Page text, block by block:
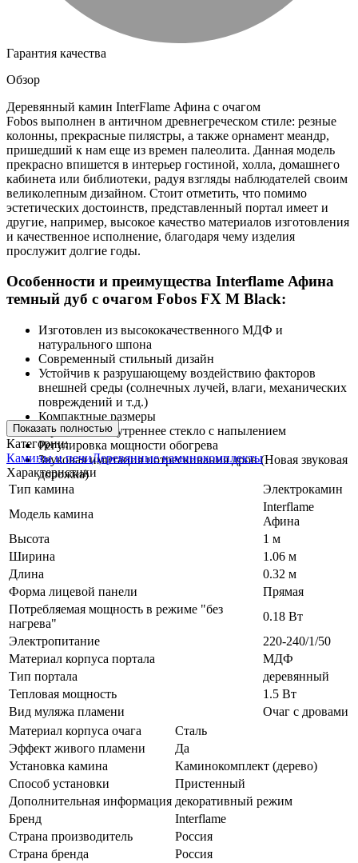
Гарантия качества
Обзор
Деревянный камин InterFlame Афина с очагом
Fobos выполнен в античном древнегреческом стиле: резные
колонны, прекрасные пилястры, а также орнамент меандр,
пришедший к нам еще из времен палеолита. Данная модель
прекрасно впишется в интерьер гостиной, холла, домашнего
кабинета или библиотеки, радуя взгляды наблюдателей своим
великолепным дизайном. Стоит отметить, что помимо
эстетических достоинств, представленный портал имеет и
другие, например, высокое качество материалов изготовления
и качественное исполнение, благодаря чему изделия
прослужит долгие годы.
Особенности и преимущества Interflame Афина
темный дуб с очагом Fobos FX M Black:
Изготовлен из высококачественного МДФ и
натурального шпона
Современный стильный дизайн
Устойчив к разрушающему воздействию факторов
внешней среды (солнечных лучей, влаги, механических
повреждений и т.д.)
Компактные размеры
Зеркальное внутреннее стекло с напылением
Регулировка мощности обогрева
Звуковая имитация потрескивания дров (Новая звуковая
дорожка)
Показать полностью
Категории:
Камины и печиДеревянные каминокомплекты
Характеристики
Тип камина
Электрокамин
Модель камина
Interflame
Афина
Высота
1 м
Ширина
1.06 м
Длина
0.32 м
Форма лицевой панели
Прямая
Потребляемая мощность в режиме "без
нагрева"
0.18 Вт
Электропитание
220-240/1/50
Материал корпуса портала
МДФ
Тип портала
деревянный
Тепловая мощность
1.5 Вт
Вид муляжа пламени
Очаг с дровами
Материал корпуса очага
Сталь
Эффект живого пламени
Да
Установка камина
Каминокомплект (дерево)
Способ установки
Пристенный
Дополнительная информация декоративный режим
Бренд
Interflame
Страна производитель
Россия
Страна бренда
Россия